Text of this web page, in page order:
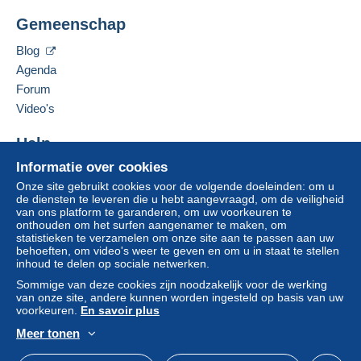
Brief (normaal/klein formaat)
Betaling via:
Van 1 tot 3 items
€ 2,10
Van 4
€ 3,40
Aangetekende brief (normaal formaat/kleine
Om toegang te krijgen tot de
leveringsinformatie, moet u lid zijn
en inloggen.
den
ven
2 BIS RUE DUPONT DE L'EURE
FR-75020
Deze verkoper toevoegen aan mijn favorieten
Informatie over cookies
Onze site gebruikt cookies voor de volgende doeleinden: om u
de diensten te leveren die u hebt aangevraagd, om de veiligheid
van ons platform te garanderen, om uw voorkeuren te
onthouden om het surfen aangenamer te maken, om
statistieken te verzamelen om onze site aan te passen aan uw
behoeften, om video's weer te geven en om u in staat te stellen
inhoud te delen op sociale netwerken.
Sommige van deze cookies zijn noodzakelijk voor de werking
van onze site, andere kunnen worden ingesteld op basis van uw
voorkeuren. En savoir plus
Meer tonen
Gemeenschap
Blog
Agenda
Forum
Video's
Help
Hulpcentrum
Kopen op Delcampe
Verkopen op Delcampe
Een beveiligde website